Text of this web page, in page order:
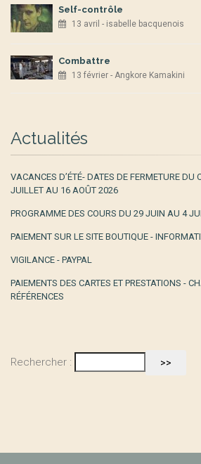
Self-contrôle
13 avril - isabelle bacquenois
Combattre
13 février - Angkore Kamakini
Actualités
VACANCES D’ÉTÉ- DATES DE FERMETURE DU
JUILLET AU 16 AOÛT 2026
PROGRAMME DES COURS DU 29 JUIN AU 4
PAIEMENT SUR LE SITE BOUTIQUE -
VIGILANCE - PAYPAL
PAIEMENTS DES CARTES ET PRESTATIONS -
RÉFÉRENCES
Rechercher :